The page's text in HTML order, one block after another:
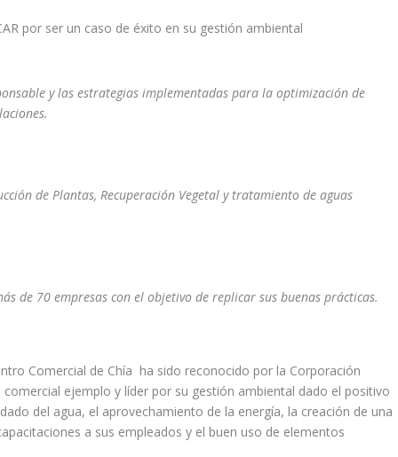
y las estrategias implementadas para la optimización de
de Plantas, Recuperación Vegetal y tratamiento de aguas
de 70 empresas con el objetivo de replicar sus buenas prácticas.
Comercial de Chía ha sido reconocido por la Corporación
ejemplo y líder por su gestión ambiental dado el positivo
del agua, el aprovechamiento de la energía, la creación de una
a sus empleados y el buen uso de elementos